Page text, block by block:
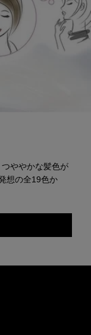
ややかな髪色が
想の全19色か